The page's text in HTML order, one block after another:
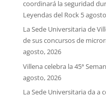
coordinará la seguridad
Leyendas del Rock 5
La Sede Universitaria de
de sus concursos de
agosto, 2026
Villena celebra la 45ª
agosto, 2026
La Sede Universitaria da a